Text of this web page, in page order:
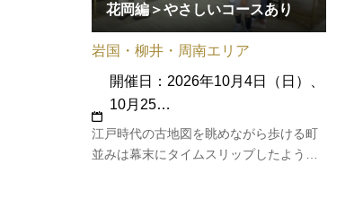
花岡編＞やさしいコースあり
江戸時代の古地図を眺めながら歩ける町
並みは幕末にタイムスリップしたようで
岩国・柳井・周南エリア
開催日：2026年10月4日（日）、
10月25…